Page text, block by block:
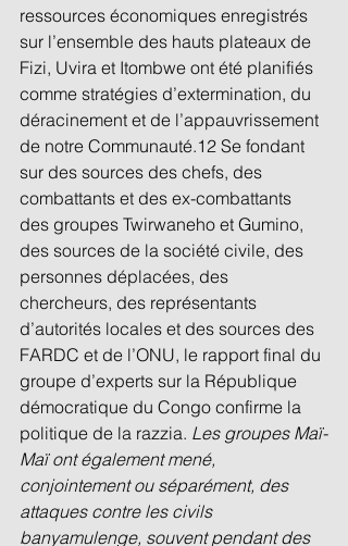
ressources économiques enregistrés
sur l’ensemble des hauts plateaux de
Fizi, Uvira et Itombwe ont été planifiés
comme stratégies d’extermination, du
déracinement et de l’appauvrissement
de notre Communauté.12 Se fondant
sur des sources des chefs, des
combattants et des ex-combattants
des groupes Twirwaneho et Gumino,
des sources de la société civile, des
personnes déplacées, des
chercheurs, des représentants
d’autorités locales et des sources des
FARDC et de l’ONU, le rapport final du
groupe d’experts sur la République
démocratique du Congo confirme la
politique de la razzia. Les groupes Maï-
Maï ont également mené,
conjointement ou séparément, des
attaques contre les civils
banyamulenge, souvent pendant des